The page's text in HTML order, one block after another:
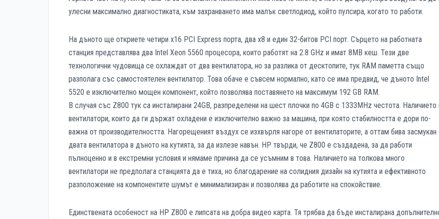
улесни максимално диагностиката, към захранването има малък светлодиод, който пулсира, когато то работи.
На дъното ще откриете четири х16 PCI Express порта, два х8 и един 32-битов PCI порт. Сърцето на работната
станция представлява два Intel Xeon 5560 процесора, които работят на 2.8 GHz и имат 8МВ кеш. Тези две
технологични чудовища се охлаждат от два вентилатора, но за разлика от десктопите, тук RAM паметта също
разполага със самостоятелен вентилатор. Това обаче е съвсем нормално, като се има предвид, че дъното Intel
5520 е изключително мощен компонент, който позволява поставянето на максимум 192 GB RAM.
В случая със Z800 тук са инсталирани 24GB, разпределени на шест плочки по 4GB с 1333MHz честота. Наличието
вентилатори, които да ги държат охладени е изключително важно за машина, при която стабилността е дори по-
важна от производителността. Нагорещеният въздух се изхвърля нагоре от вентилаторите, а оттам бива засмукан
двата вентилатора в дъното на кутията, за да излезе навън. НР твърди, че Z800 е създадена, за да работи
пълноценно и в екстремни условия и нямаме причина да се усъмним в това. Наличието на толкова много
вентилатори не предполага станцията да е тиха, но благодарение на солидния дизайн на кутията и ефективното
разположение на компонентите шумът е минимализиран и позволява да работите на спокойствие.
Единствената особеност на HP Z800 е липсата на добра видео карта. Тя трябва да бъде инсталирана